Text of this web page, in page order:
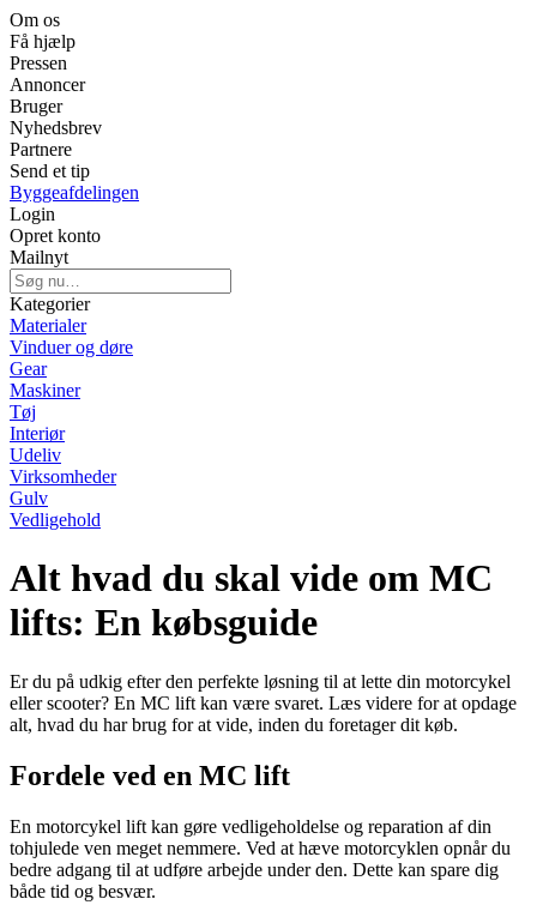
Om os
Få hjælp
Pressen
Annoncer
Bruger
Nyhedsbrev
Partnere
Send et tip
Byggeafdelingen
Login
Opret konto
Mailnyt
Kategorier
Materialer
Vinduer og døre
Gear
Maskiner
Tøj
Interiør
Udeliv
Virksomheder
Gulv
Vedligehold
Alt hvad du skal vide om MC
lifts: En købsguide
Er du på udkig efter den perfekte løsning til at lette din motorcykel
eller scooter? En MC lift kan være svaret. Læs videre for at opdage
alt, hvad du har brug for at vide, inden du foretager dit køb.
Fordele ved en MC lift
En motorcykel lift kan gøre vedligeholdelse og reparation af din
tohjulede ven meget nemmere. Ved at hæve motorcyklen opnår du
bedre adgang til at udføre arbejde under den. Dette kan spare dig
både tid og besvær.